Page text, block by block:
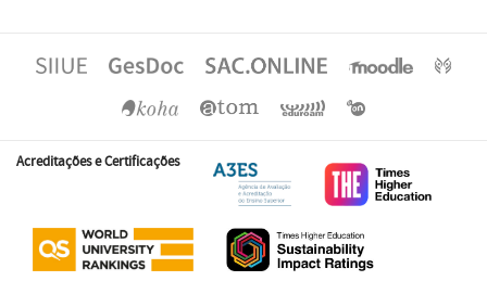
Acreditações e Certificações